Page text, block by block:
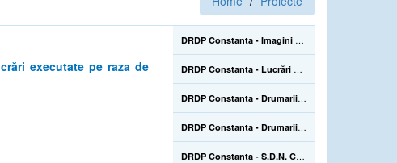
DRDP Constanta - Imagini de la lucrarile de construire a pasajului denivelat superior de la Drajna (CL), de pe DN 21, km 105+500 - 02.06.2022
DRDP Constanta - Lucrări de reparații la Podul Mangalia, pe drumul național DN 39, km 45+223-45+464 - 22.07.2020
DRDP Constanta - Drumarii Secției Autostrăzi se află pe Autostrada A2, unde efectuează în continuare înlocuirea parapetelor metalice avariate în urma accidentelor rutiere care sunt mai numeroase în sezonul estival - 22.07.2020
DRDP Constanta - Drumarii de la S.D.N. Călărași execută lucrări de instalare a unui post nou de înregistrare a traficului pe drumul național DN 3A, km 27+800 - 22.07.2020
DRDP Constanta - S.D.N. Constanța execută, în regie proprie, lucrări de montare parapet metalic pe drumul național DN 22, km 247+606 - 03.07.2020
executate pe raza de